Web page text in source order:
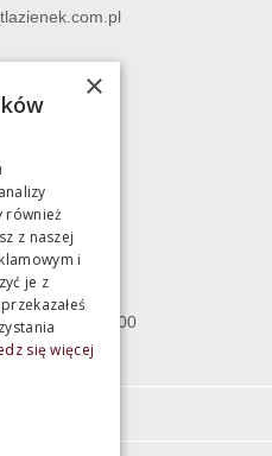
043 083
Hala 100
10:00 - 18:00
- 15:00
×
również
z naszej
i
je z
się więcej